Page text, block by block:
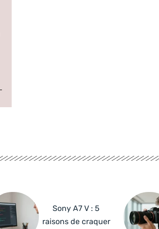
Sony A7 V : 5
raisons de craquer